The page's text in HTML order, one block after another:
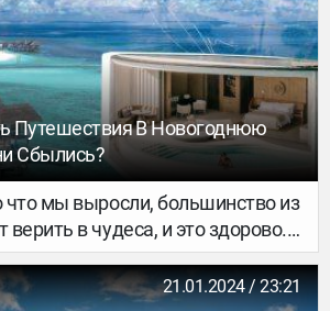
перезарядиться по полной.
Путешествия В Новогоднюю
Сбылись?
что мы выросли, большинство из
верить в чудеса, и это здорово.
PEOPLETALK не упускают
в новогоднюю ночь свои
21.01.2024 / 23:21